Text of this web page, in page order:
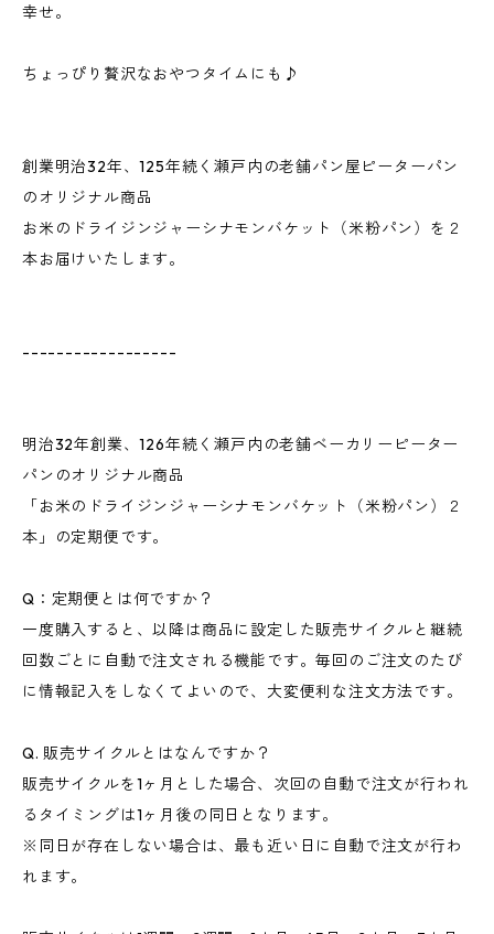
幸せ。
ちょっぴり贅沢なおやつタイムにも♪
創業明治32年、125年続く瀬戸内の老舗パン屋ピーターパン
のオリジナル商品
お米のドライジンジャーシナモンバケット（米粉パン）を２
本お届けいたします。
------------------
明治32年創業、126年続く瀬戸内の老舗ベーカリーピーター
パンのオリジナル商品
「お米のドライジンジャーシナモンバケット（米粉パン）２
本」の定期便です。
Q：定期便とは何ですか？
一度購入すると、以降は商品に設定した販売サイクルと継続
回数ごとに自動で注文される機能です。毎回のご注文のたび
に情報記入をしなくてよいので、大変便利な注文方法です。
Q. 販売サイクルとはなんですか？
販売サイクルを1ヶ月とした場合、次回の自動で注文が行われ
るタイミングは1ヶ月後の同日となります。
※同日が存在しない場合は、最も近い日に自動で注文が行わ
れます。